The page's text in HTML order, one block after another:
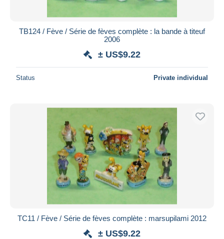
TB124 / Fève / Série de fèves complète : la bande à titeuf
2006
± US$9.22
Status Private individual
TC11 / Fève / Série de fèves complète : marsupilami 2012
± US$9.22